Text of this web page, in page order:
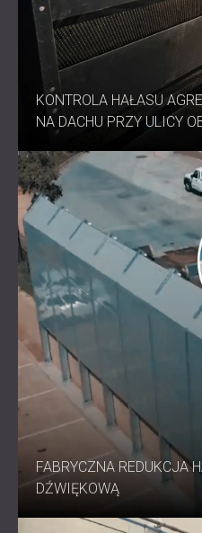
KONTROLA HAŁASU
NA DACHU PRZY ULICY
FABRYCZNA REDUKCJA
DŹWIĘKOWĄ